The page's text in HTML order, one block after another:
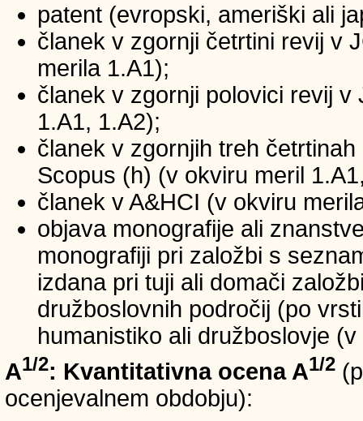
patent (evropski, ameriški ali
članek v zgornji četrtini revij v
merila 1.A1);
članek v zgornji polovici revij
1.A1, 1.A2);
članek v zgornjih treh
Scopus (h) (v okviru meril
članek v A&HCI (v okviru
objava monografije ali
monografiji pri založbi s
izdana pri tuji ali domači
družboslovnih področij (po
humanistiko ali družboslovje
A1/2: Kvantitativna ocena A1/2
ocenjevalnem obdobju):